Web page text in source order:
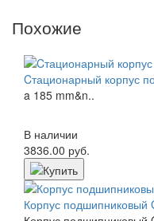
Похожие
Cтационарный корпус
a 185 mm&n..
В наличии
3836.00 руб.
Корпус подшипниковый